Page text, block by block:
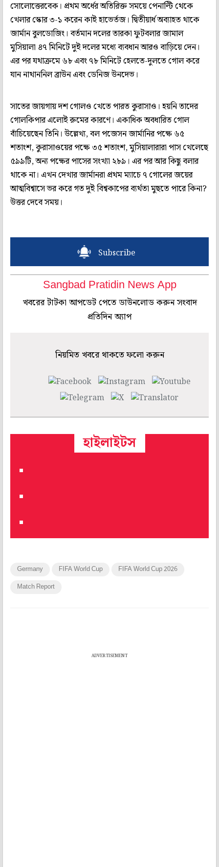
সোলোত্তেরবেক। প্রথম অর্ধের অতিরিক্ত সময়ে পেনাল্টি থেকে
খেলার স্কোর ৩-১ করেন কাই হাভের্তজ। দ্বিতীয়ার্ধ অব্যাহত থাকে
জার্মান বুলডোজিং। বর্তমান দলের তারকা ফুটবলার জামাল
মুসিয়ালা ৪৭ মিনিটে দুই দলের মধ্যে ব্যবধান আরও বাড়িয়ে দেন।
এর পর যথাক্রমে ৬৮ এবং ৭৮ মিনিটে হেলতে-দুলতে গোল করে
যান নাথাননিল ব্রাউন এবং ডেনিজ উনদেভ।
সাতের জায়গায় দশ গোলও খেতে পারত কুরাসাও। হয়নি তাদের
গোলকিপার এলোই রুমের কারণে। একাধিক অবধারিত গোল
বাঁচিয়েছেন তিনি। উল্লেখ্য, বল পজেসন জার্মানির পক্ষে ৬৫
শতাংশ, কুরাসাওয়ের পক্ষে ৩৫ শতাংশ, মুসিয়ালারারা পাস খেলেছে
৫৯৯টি, অন্য পক্ষের পাসের সংখ্যা ২৮৯। এর পর আর কিছু বলার
থাকে না। এখন দেখার জার্মানরা প্রথম ম্যাচে ৭ গোলের জয়ের
আত্মবিশ্বাসে ভর করে গত দুই বিশ্বকাপের ব্যর্থতা মুছতে পারে কিনা?
উত্তর দেবে সময়।
Subscribe
Sangbad Pratidin News App
খবরের টাটকা আপডেট পেতে ডাউনলোড করুন সংবাদ
প্রতিদিন অ্যাপ
নিয়মিত খবরে থাকতে ফলো করুন
হাইলাইটস
Germany FIFA World Cup FIFA World Cup 2026
Match Report
ADVERTISEMENT